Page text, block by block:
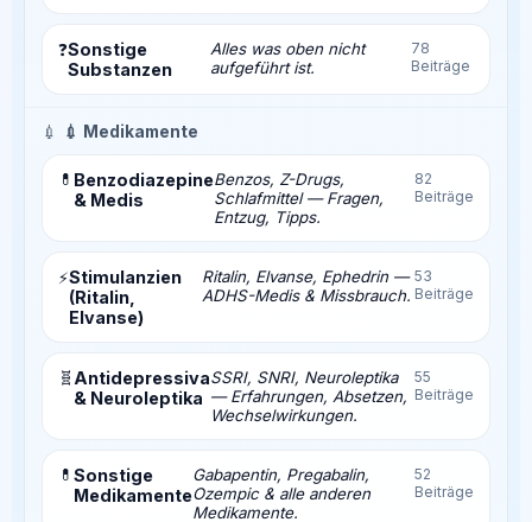
❓Sonstige
Substanzen
Alles was oben nicht
aufgeführt ist.
78
Beiträge
💉 💉 Medikamente
💊 Benzodiazepine
& Medis
Benzos, Z-Drugs,
Schlafmittel — Fragen,
Entzug, Tipps.
82
Beiträge
⚡Stimulanzien
(Ritalin,
Elvanse)
Ritalin, Elvanse, Ephedrin —
ADHS-Medis & Missbrauch.
53
Beiträge
🧬 Antidepressiva
& Neuroleptika
SSRI, SNRI, Neuroleptika
— Erfahrungen, Absetzen,
Wechselwirkungen.
55
Beiträge
💊 Sonstige
Medikamente
Gabapentin, Pregabalin,
Ozempic & alle anderen
Medikamente.
52
Beiträge